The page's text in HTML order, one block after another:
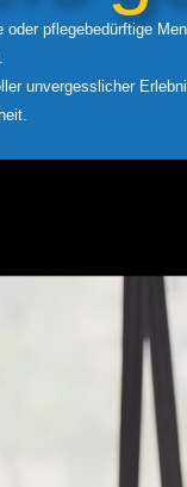
pflegebedürftige
unvergesslicher
2025 an uns ausgeliefert.